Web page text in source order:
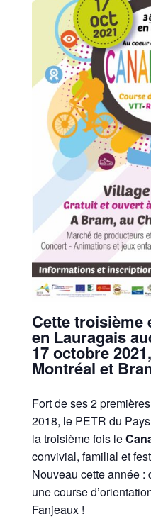
Cette troisième
en Lauragais
17 octobre 2021
Montréal et
Fort de ses 2
2018, le PETR du
la troisième fois le
convivial, familial et
Nouveau cette année :
une course
Fanjeaux !